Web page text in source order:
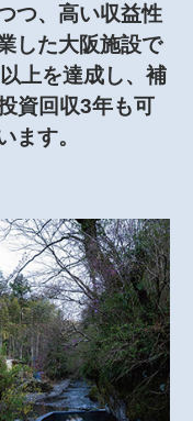
つ、高い収益性
した大阪施設で
上を達成し、補
資回収3年も可
ます。